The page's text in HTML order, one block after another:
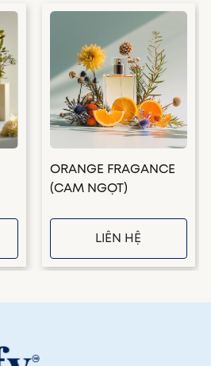
ORANGE FRAGANCE
(CAM NGỌT)
LIÊN HỆ